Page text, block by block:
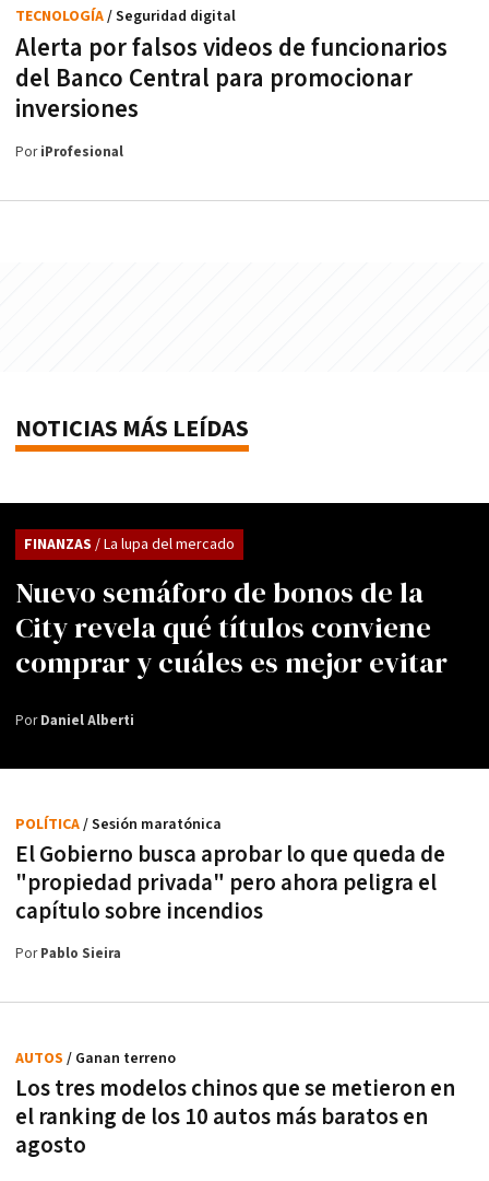
Alerta por falsos videos de funcionarios
del Banco Central para promocionar
inversiones
TECNOLOGÍA/ Seguridad digital
PoriProfesional
NOTICIAS MÁS LEÍDAS
Nuevo semáforo de bonos de la
City revela qué títulos conviene
comprar y cuáles es mejor evitar
FINANZAS / La lupa del mercado
PorDaniel Alberti
El Gobierno busca aprobar lo que queda de
"propiedad privada" pero ahora peligra el
capítulo sobre incendios
POLÍTICA/ Sesión maratónica
PorPablo Sieira
Los tres modelos chinos que se metieron en
el ranking de los 10 autos más baratos en
agosto
AUTOS / Ganan terreno